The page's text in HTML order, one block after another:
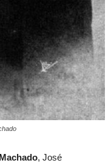
, José